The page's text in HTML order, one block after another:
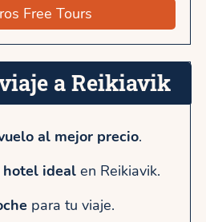
Free Tours
a Reikiavik
al mejor precio.
ideal en Reikiavik.
para tu viaje.